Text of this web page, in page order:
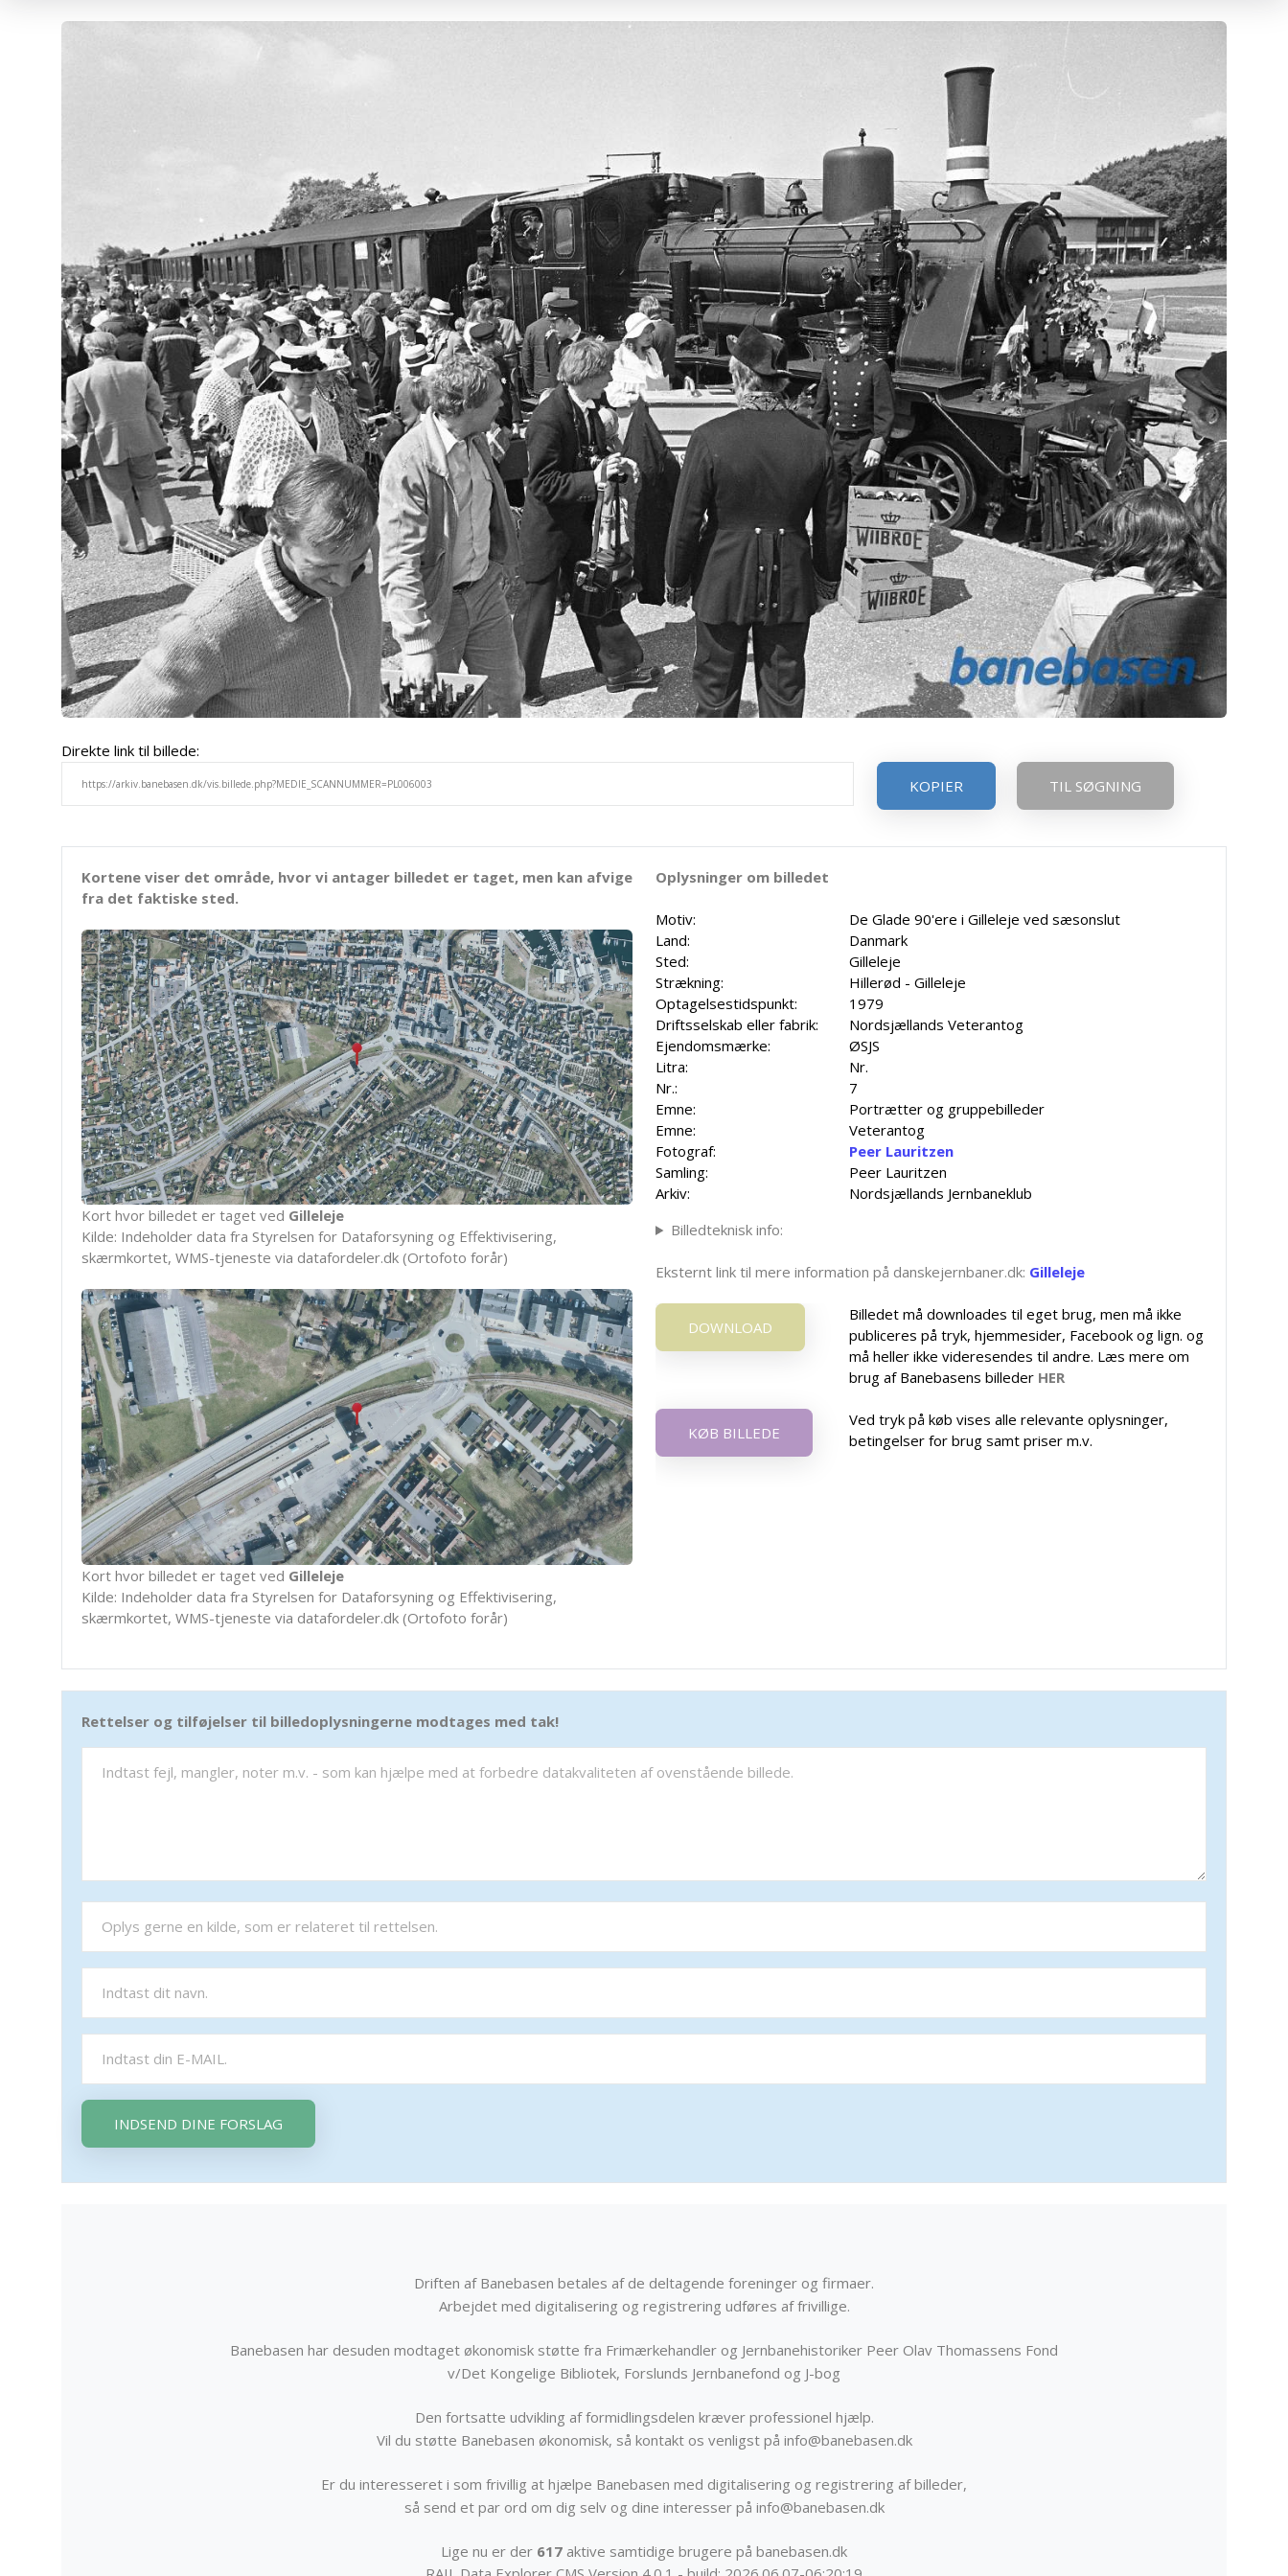
Direkte link til billede:
KOPIER
TIL SØGNING
Kortene viser det område, hvor vi antager billedet er taget, men kan afvige
fra det faktiske sted.
Kort hvor billedet er taget ved Gilleleje
Kilde: Indeholder data fra Styrelsen for Dataforsyning og Effektivisering,
skærmkortet, WMS-tjeneste via datafordeler.dk (Ortofoto forår)
Kort hvor billedet er taget ved Gilleleje
Kilde: Indeholder data fra Styrelsen for Dataforsyning og Effektivisering,
skærmkortet, WMS-tjeneste via datafordeler.dk (Ortofoto forår)
Oplysninger om billedet
Motiv:
De Glade 90'ere i Gilleleje ved sæsonslut
Land:
Danmark
Sted:
Gilleleje
Strækning:
Hillerød - Gilleleje
Optagelsestidspunkt:
1979
Driftsselskab eller fabrik:
Nordsjællands Veterantog
Ejendomsmærke:
ØSJS
Litra:
Nr.
Nr.:
7
Emne:
Portrætter og gruppebilleder
Emne:
Veterantog
Fotograf:
Peer Lauritzen
Samling:
Peer Lauritzen
Arkiv:
Nordsjællands Jernbaneklub
Billedteknisk info:
Eksternt link til mere information på danskejernbaner.dk: Gilleleje
DOWNLOAD
Billedet må downloades til eget brug, men må ikke
publiceres på tryk, hjemmesider, Facebook og lign. og
må heller ikke videresendes til andre. Læs mere om
brug af Banebasens billeder HER
KØB BILLEDE
Ved tryk på køb vises alle relevante oplysninger,
betingelser for brug samt priser m.v.
Rettelser og tilføjelser til billedoplysningerne modtages med tak!
INDSEND DINE FORSLAG
Driften af Banebasen betales af de deltagende foreninger og firmaer.
Arbejdet med digitalisering og registrering udføres af frivillige.
Banebasen har desuden modtaget økonomisk støtte fra Frimærkehandler og Jernbanehistoriker Peer Olav Thomassens Fond
v/Det Kongelige Bibliotek, Forslunds Jernbanefond og J-bog
Den fortsatte udvikling af formidlingsdelen kræver professionel hjælp.
Vil du støtte Banebasen økonomisk, så kontakt os venligst på info@banebasen.dk
Er du interesseret i som frivillig at hjælpe Banebasen med digitalisering og registrering af billeder,
så send et par ord om dig selv og dine interesser på info@banebasen.dk
Lige nu er der 617 aktive samtidige brugere på banebasen.dk